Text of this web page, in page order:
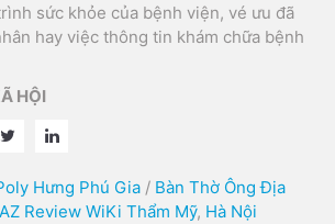
sức khỏe của bệnh viện, vé ưu đã
hay việc thông tin khám chữa bệnh
HỘI
Hưng Phú Gia / Bàn Thờ Ông Địa
Review WiKi Thẩm Mỹ, Hà Nội